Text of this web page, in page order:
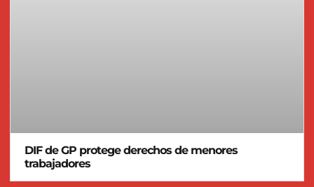
DIF de GP protege derechos de menores
trabajadores